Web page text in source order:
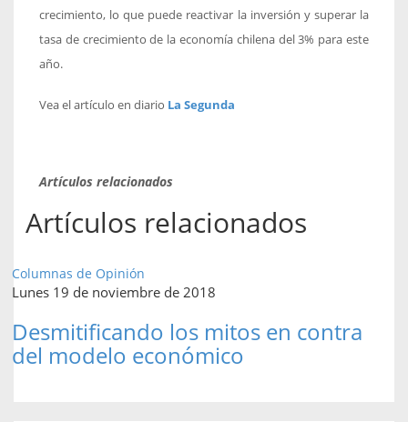
crecimiento, lo que puede reactivar la inversión y superar la
tasa de crecimiento de la economía chilena del 3% para este
año.
Vea el artículo en diario La Segunda
Artículos relacionados
Artículos relacionados
Columnas de Opinión
Lunes 19 de noviembre de 2018
Desmitificando los mitos en contra
del modelo económico